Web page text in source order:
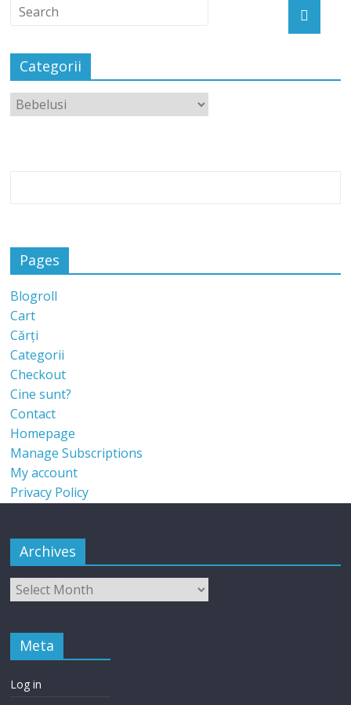
Categorii
Pages
Blogroll
Cart
Cărți
Categorii
Checkout
Cine sunt?
Contact
Homepage
Manage Subscriptions
My account
Privacy Policy
Archives
Meta
Log in